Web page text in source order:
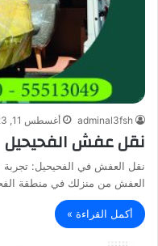
adminal3fsh أغسطس 11, 2023
نقل عفش الفحيحيل
نقل العفش في الفحيحيل: تجربة
العفش من منزلك في منطقة
أكمل القراءة »